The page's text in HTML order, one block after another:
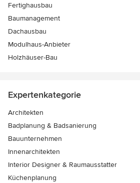
Fertighausbau
Baumanagement
Dachausbau
Modulhaus-Anbieter
Holzhäuser-Bau
Expertenkategorie
Architekten
Badplanung & Badsanierung
Bauunternehmen
Innenarchitekten
Interior Designer & Raumausstatter
Küchenplanung